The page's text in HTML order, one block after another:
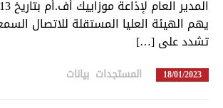
يهم الهيئة العليا المستقلة للاتصال
تشدد على […]
18/01/2023 المستجدات بيانات